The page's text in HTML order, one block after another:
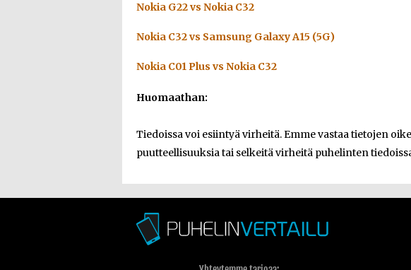
Nokia G22 vs Nokia C32
Nokia C32 vs Samsung Galaxy A15 (5G)
Nokia C01 Plus vs Nokia C32
Huomaathan:
Tiedoissa voi esiintyä virheitä. Emme vastaa tietojen
puutteellisuuksia tai selkeitä virheitä puhelinten